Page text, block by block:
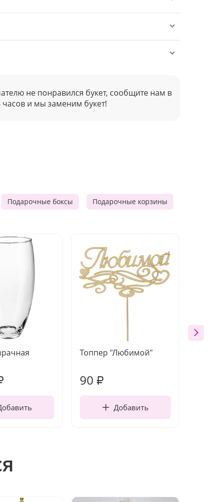
не понравился букет, сообщите нам в
часов и мы заменим букет!
Подарочные боксы Подарочные корзины
Топпер "Любимой"
90 ₽
Добавить